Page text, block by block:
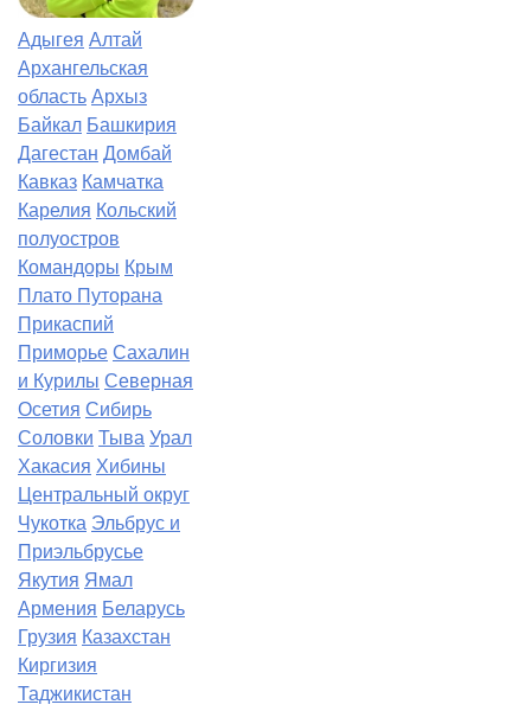
Адыгея Алтай
Архангельская
область Архыз
Байкал Башкирия
Дагестан Домбай
Кавказ Камчатка
Карелия Кольский
полуостров
Командоры Крым
Плато Путорана
Прикаспий
Приморье Сахалин
и Курилы Северная
Осетия Сибирь
Соловки Тыва Урал
Хакасия Хибины
Центральный округ
Чукотка Эльбрус и
Приэльбрусье
Якутия Ямал
Армения Беларусь
Грузия Казахстан
Киргизия
Таджикистан